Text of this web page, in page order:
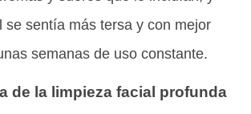
se sentía más tersa y con mejor
semanas de uso constante.
de la limpieza facial profunda